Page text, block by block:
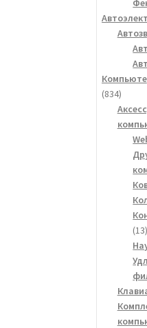
834834
13